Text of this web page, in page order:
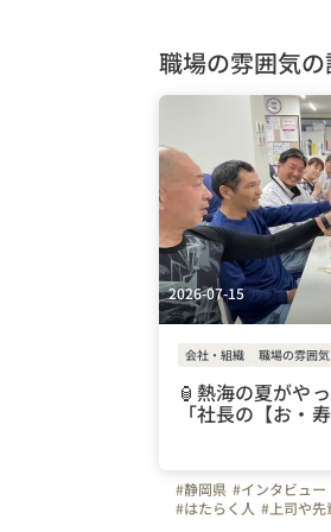
職場の雰囲気
2026-07-15
会社・組織 職場の雰囲気
🏮熱海の夏がや
「社長の【お・
#静岡県 #インタビュー
#はたらく人 #上司や先